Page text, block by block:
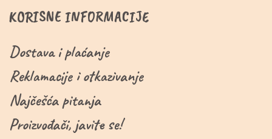
KORISNE INFORMACIJE
Dostava i plaćanje
Reklamacije i otkazivanje
Najčešća pitanja
Proizvođači, javite se!